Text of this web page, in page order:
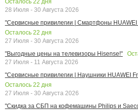
28 Июля - 30 Августа 2026
"Сервисные привилегии | Смартфоны HUAWEI
Осталось 22 дня
27 Июля - 30 Августа 2026
"Выгодные цены на телевизоры Hisense!"
27 Июля - 11 Августа 2026
"Сервисные привилегии | Наушники HUAWEI
Осталось 22 дня
27 Июля - 30 Августа 2026
"Скидка за СБП на кофемашины Philips и